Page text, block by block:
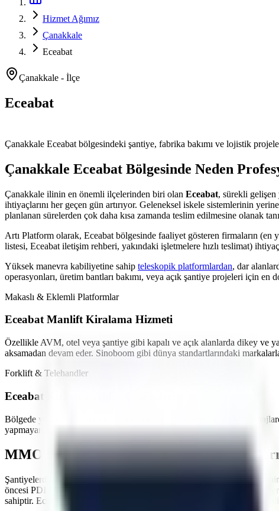
Hizmet Ağımız
Çanakkale
Eceabat
Çanakkale - İlçe
Eceabat
Çanakkale Eceabat bölgesindeki şantiye, fabrika bakımı ve lojistik
Çanakkale Eceabat Bölgesinde Neden
Çanakkale ilinin en önemli ilçelerinden biri olan Eceabat, sürekli gelişen
ihtiyaçlarını her geçen gün artırıyor. Geleneksel iskele sistemlerinin
planlanan sürelerden çok daha kısa zamanda teslim edilmesine olanak
Artı Platform olarak, Eceabat bölgesinde faaliyet gösteren firmaların
listesi, Eceabat iletişim rehberi, yakındaki işletmelere hızlı teslimat)
Yüksek manevra kabiliyetine sahip teleskopik platformlardan, dar
operasyonları, üretim bantları bakımı, veya açık şantiye projeleri için en
Makaslı & Eklemli Platformlar
EceabatManlift Kiralama Hizmeti
Özellikle AVM, otel veya şantiye gibi kapalı ve açık alanlarda dikey ve
aksamadan devam eder. Sinoboom gibi dünya standartlarındaki
Forklift & Telehandler
Eceabat
Bölgede yoğunlaşan için farklı
yapmayan akülü modeller en çok tercih edilen ürünlerimizdir.
MMO Denetimli ve İş Güvenliği
Şantiyelerde, endüstriyel tesislerde yaşanan iş kazalarının önüne
öncesi PDI (Teslimat Öncesi Bakım) işlemlerini eksiksiz yapar.
sahiptir. Eceabatsahasında görev yapacak araçlarımız, operatörün